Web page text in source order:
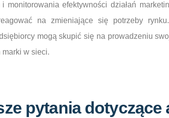
efektywności działań
na zmieniające się potrzeby
mogą skupić się na prowadzeniu
w sieci.
pytania dotyczące